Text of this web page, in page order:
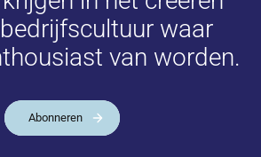
waar
van worden.
Abonneren